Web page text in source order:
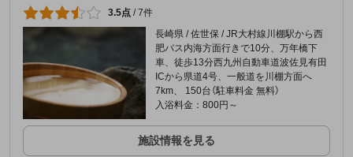
3.5点 /7件
長崎県 / 佐世保 / JR大村線川棚駅から西
肥バス内海方面行きで10分、万年橋下
車、徒歩13分西九州自動車道波佐見有田
ICから県道4号、一般道を川棚方面へ
7km、 150台（駐車料金 無料）
入浴料金：800円～
施設情報を見る